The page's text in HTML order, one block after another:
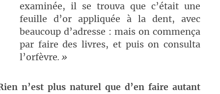
examinée, il se trouva que c’était une
feuille d’or appliquée à la dent, avec
beaucoup d’adresse : mais on commença
par faire des livres, et puis on consulta
l’orfèvre. »
n’est plus naturel que d’en faire autant